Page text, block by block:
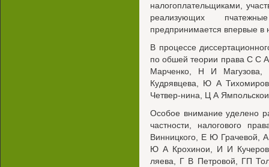
налогоплательщиками,
реализующих
предпринимается впервые в
В процессе
по обшей теории права С С
Марченко, Н И
Кудрявцева, Ю А
Четвер-нина, Ц А Ямпольскои
Особое внимание уделено
частности, налогового
Винницкого, Е Ю Грачевой,
Ю А Крохинои, И И
ляева, Г В Петровой, ГП